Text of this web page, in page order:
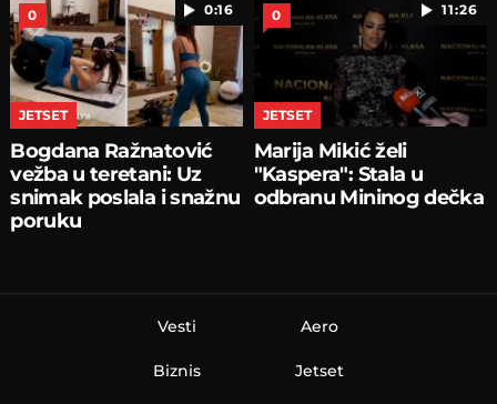
0:16
0
JETSET
Bogdana Ražnatović
vežba u teretani: Uz
snimak poslala i snažnu
poruku
11:26
0
JETSET
Marija Mikić želi
"Kaspera": Stala u
odbranu Mininog dečka
Vesti
Biznis
Aero
Jetset